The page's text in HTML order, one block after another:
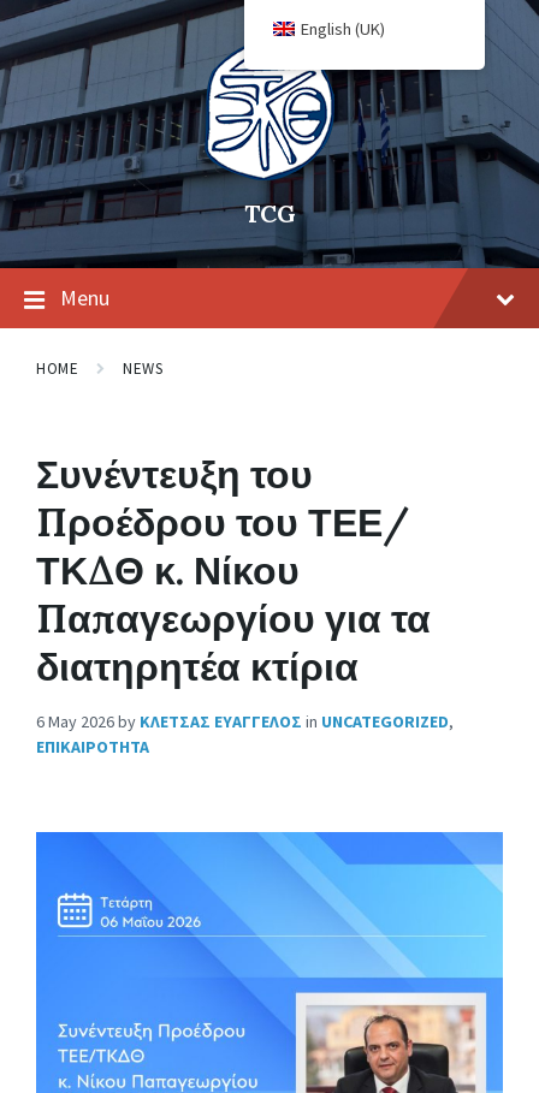
TCG
Menu
HOME NEWS
Συνέντευξη του
Προέδρου του ΤΕΕ/
ΤΚΔΘ κ. Νίκου
Παπαγεωργίου για τα
διατηρητέα κτίρια
6 May 2026by ΚΛΕΤΣΑΣ ΕΥΑΓΓΕΛΟΣ in UNCATEGORIZED,
ΕΠΙΚΑΙΡΟΤΗΤΑ
English (UK)